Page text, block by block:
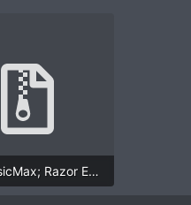
MaxMusicMax; Razor Edit; Fast Mode.zip